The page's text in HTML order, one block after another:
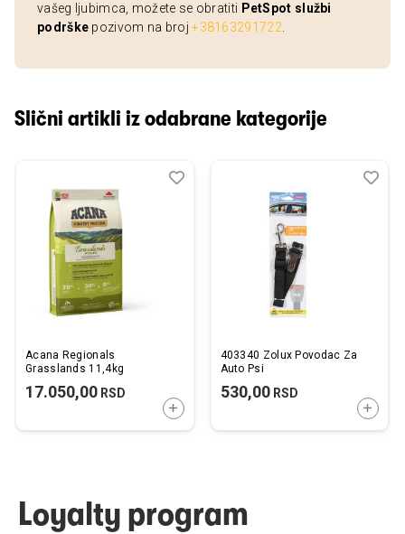
vašeg ljubimca, možete se obratiti PetSpot službi
podrške pozivom na broj+38163291722
Slični artikli iz odabrane kategorije
Acana Regionals
Grasslands 11,4kg
17.050,00 RSD
DODAJTE U KORPU
Dodaj
Uporedi
403340 Zolux Povodac Za
Auto Psi
530,00RSD
Loyalty program